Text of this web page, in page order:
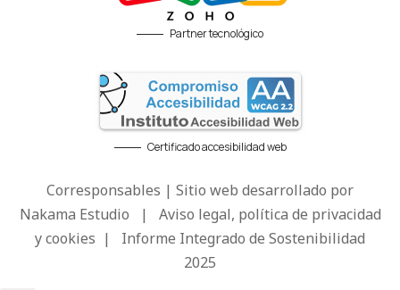
Partner tecnológico
Certificado accesibilidad web
Corresponsables | Sitio web desarrollado por
Nakama Estudio | Aviso legal, política de privacidad
y cookies | Informe Integrado de Sostenibilidad
2025